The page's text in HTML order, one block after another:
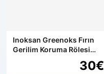
Inoksan Greenoks Fırın
Gerilim Koruma Rölesi
Orijinal Yedek Parça30€